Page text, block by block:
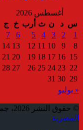
أغسطس 2026
س د ن ث أرب خ
ج
1
2
3
4
5
6
7
8
9
10
11
12
13
14
15
16
17
18
19
20
21
22
23
24
25
26
27
28
29
30
31
« يوليو
© حقوق النشر 2026، جميع الحقوق محفوظة |
المصرية